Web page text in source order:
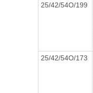
25/42/54O/199
25/42/54O/173